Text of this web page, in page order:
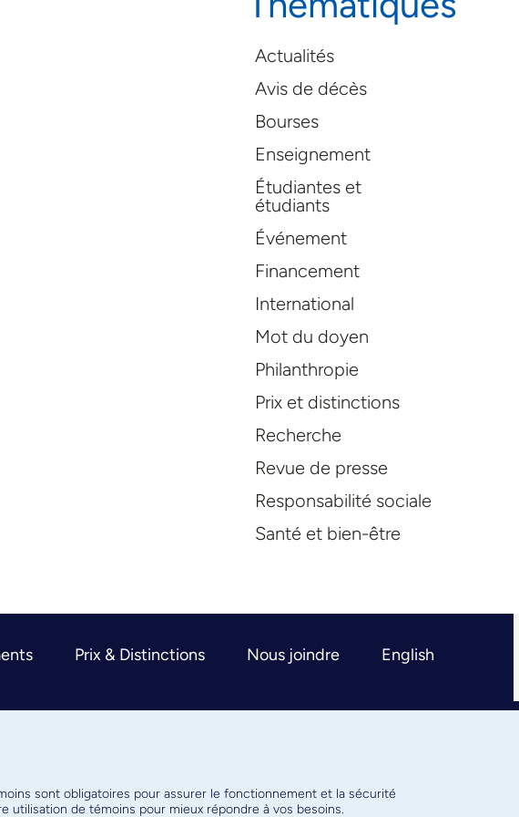
Actualités
Avis de décès
Bourses
Enseignement
Étudiantes et
étudiants
Événement
Financement
International
Mot du doyen
Philanthropie
Prix et distinctions
Recherche
Revue de presse
Responsabilité sociale
Santé et bien-être
Prix & Distinctions Nous joindre English
sont obligatoires pour assurer le fonctionnement et la sécurité
utilisation de témoins pour mieux répondre à vos besoins.